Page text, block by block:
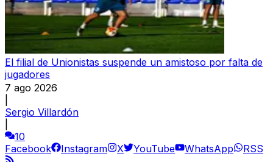
El filial de Unionistas suspende un amistoso por falta de
jugadores
7 ago 2026
Sergio Villardón
10
Facebook
Instagram X YouTube WhatsApp RSS